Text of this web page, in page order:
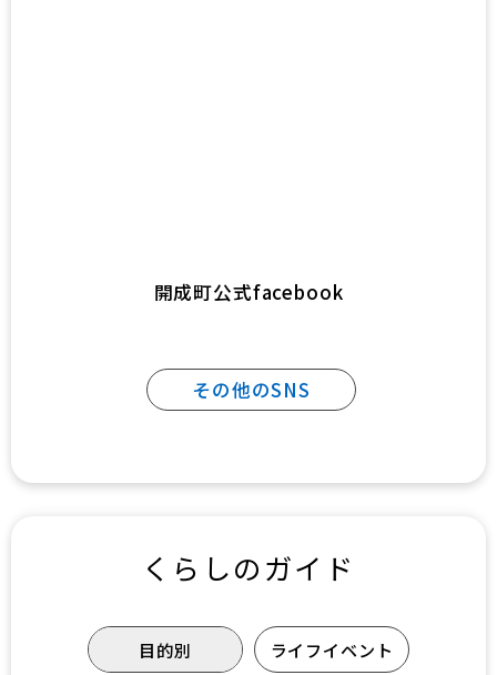
開成町公式facebook
その他のSNS
くらしのガイド
目的別 ライフイベント